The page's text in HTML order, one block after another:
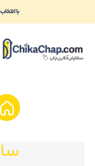
با